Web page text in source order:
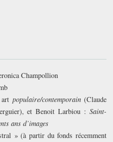
Champollion
populaire/contemporain(Claude
et Benoit Larbiou : Saint-
ans d’images
» (à partir du fonds récemment